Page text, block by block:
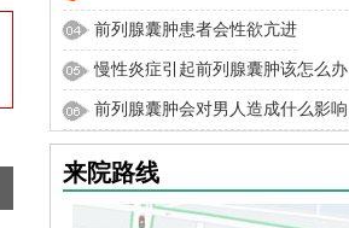
前列腺囊肿患者会性欲亢进
慢性炎症引起前列腺囊肿该怎么办
前列腺囊肿会对男人造成什么影响
来院路线